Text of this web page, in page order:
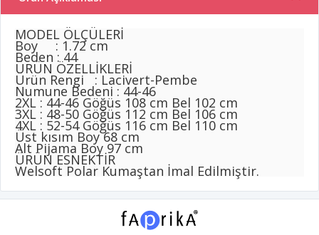
MODEL ÖLÇÜLERİ
Boy : 1.72 cm
Beden : 44
ÜRÜN ÖZELLİKLERİ
Ürün Rengi : Lacivert-Pembe
Numune Bedeni : 44-46
2XL : 44-46 Göğüs 108 cm Bel 102 cm
3XL : 48-50 Göğüs 112 cm Bel 106 cm
4XL : 52-54 Göğüs 116 cm Bel 110 cm
Üst kısım Boy 68 cm
Alt Pijama Boy 97 cm
ÜRÜN ESNEKTİR
Welsoft Polar Kumaştan İmal Edilmiştir.